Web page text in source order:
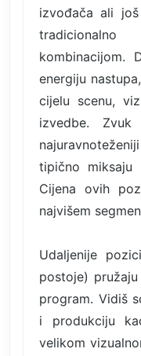
izvođača ali
kombinacijom.
energiju
cijelu scenu,
izvedbe.
tipično miksaju
Cijena ovih
najvišem
Udaljenije
postoje)
program. Vidiš
i produkciju
velikom